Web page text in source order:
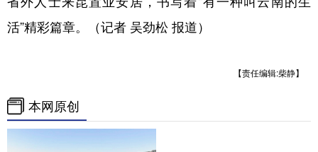
活”精彩篇章。（记者 吴劲松 报道）
【责任编辑:柴静】
本网原创